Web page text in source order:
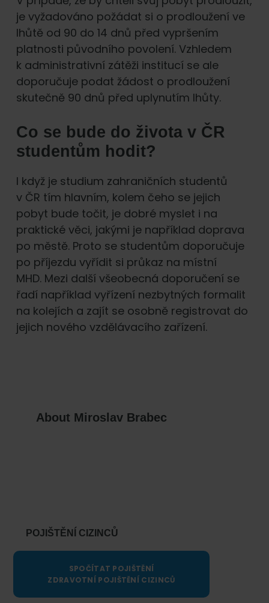
je vyžadováno požádat si o prodloužení ve
lhůtě od 90 do 14 dnů před vypršením
platnosti původního povolení. Vzhledem
k administrativní zátěži institucí se ale
doporučuje podat žádost o prodloužení
skutečně 90 dnů před uplynutím lhůty.
Co se bude do života v ČR
studentům hodit?
I když je studium zahraničních studentů
v ČR tím hlavním, kolem čeho se jejich
pobyt bude točit, je dobré myslet i na
praktické věci, jakými je například doprava
po městě. Proto se studentům doporučuje
po příjezdu vyřídit si průkaz na místní
MHD. Mezi další všeobecná doporučení se
řadí například vyřízení nezbytných formalit
na kolejích a zajít se osobně registrovat do
jejich nového vzdělávacího zařízení.
About Miroslav Brabec
POJIŠTĚNÍ CIZINCŮ
SPOČÍTAT POJIŠTĚNÍ
ZDRAVOTNÍ POJIŠTĚNÍ CIZINCŮ